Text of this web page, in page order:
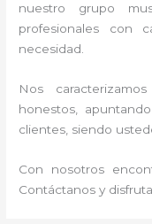
nuestro grupo
profesionales con
necesidad.
Nos
honestos,
clientes, siendo
Con nosotros
Contáctanos y